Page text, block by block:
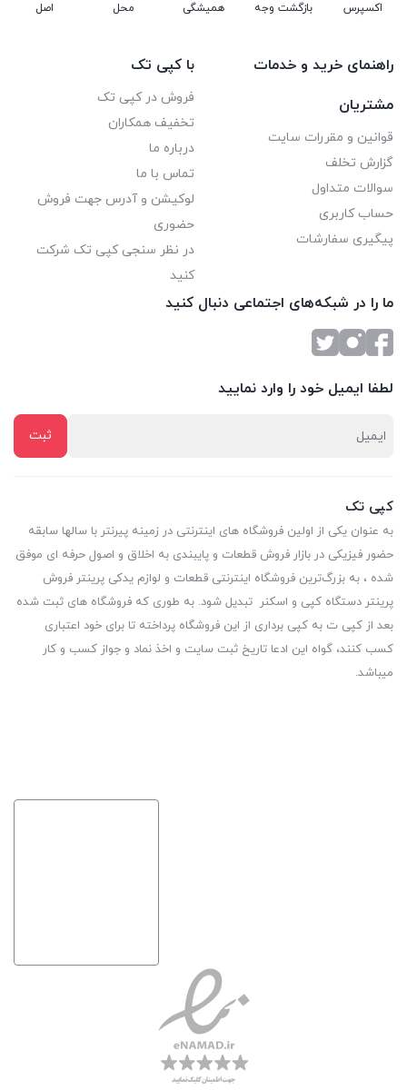
اکسپرس
بازگشت وجه
همیشگی
محل
اصل
راهنمای خرید و خدمات
مشتریان
قوانین و مقررات سایت
گزارش تخلف
سوالات متداول
حساب کاربری
پیگیری سفارشات
با کپی تک
فروش در کپی تک
تخفیف همکاران
درباره ما
تماس با ما
لوکیشن و آدرس جهت فروش
حضوری
در نظر سنجی کپی تک شرکت
کنید
ما را در شبکه‌های اجتماعی دنبال کنید
لطفا ایمیل خود را وارد نمایید
کپی تک
به عنوان یکی از اولین فروشگاه های اینترنتی در زمینه پیرنتر با سالها سابقه
حضور فیزیکی در بازار فروش قطعات و پایبندی به اخلاق و اصول حرفه ای موفق
شده ، به بزرگ‌ترین فروشگاه اینترنتی قطعات و لوازم یدکی پرینتر فروش
پرینتر دستگاه کپی و اسکنر تبدیل شود. به طوری که فروشگاه های ثبت شده
بعد از کپی ت به کپی برداری از این فروشگاه پرداخته تا برای خود اعتباری
کسب کنند، گواه این ادعا تاریخ ثبت سایت و اخذ نماد و جواز کسب و کار
میباشد.